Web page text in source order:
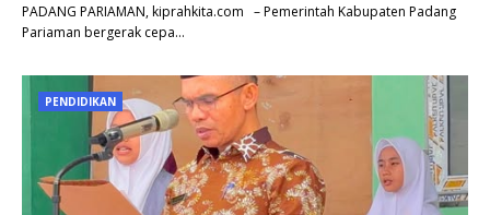
PADANG PARIAMAN, kiprahkita.com – Pemerintah Kabupaten Padang
Pariaman bergerak cepa…
PENDIDIKAN